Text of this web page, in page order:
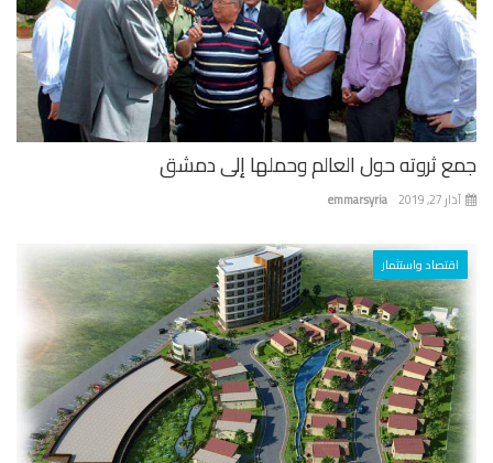
ثروته حول العالم وحملها إلى دمشق
emmarsyria 27, 2019
اقتصاد واستثمار